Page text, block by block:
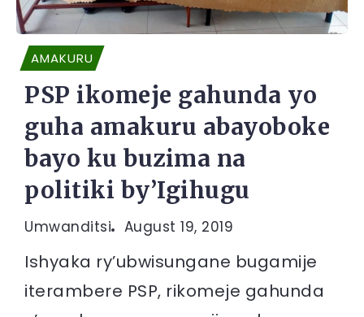
AMAKURU
PSP ikomeje gahunda yo
guha amakuru abayoboke
bayo ku buzima na
politiki by’Igihugu
Umwanditsi August 19, 2019
Ishyaka ry’ubwisungane bugamije
iterambere PSP, rikomeje gahunda